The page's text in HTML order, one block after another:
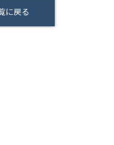
に戻る